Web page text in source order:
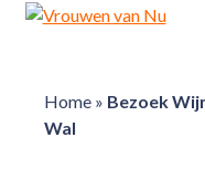
Home» Bezoek
Wal